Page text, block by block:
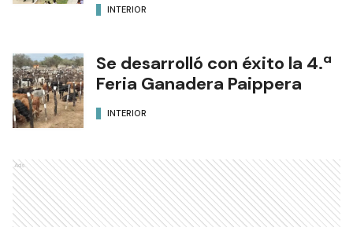
INTERIOR
Se desarrolló con éxito la 4.ª
Feria Ganadera Paippera
INTERIOR
Ads